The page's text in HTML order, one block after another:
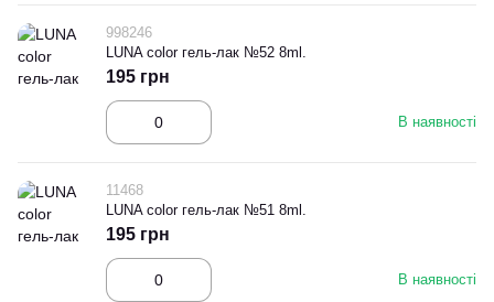
998246
LUNA color гель-лак №52 8ml.
В наявності
195 грн
11468
LUNA color гель-лак №51 8ml.
В наявності
195 грн